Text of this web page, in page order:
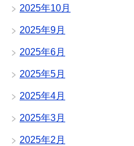
2025年10月
2025年9月
2025年6月
2025年5月
2025年4月
2025年3月
2025年2月